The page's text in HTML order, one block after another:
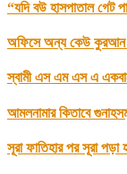
“যদি বউ হাসপাতাল গেট
অফিসে অন্য কেউ কুরআন
স্বামী এস এম এস এ
আমলনামার কিতাবে
সূরা ফাতিহার পর সূরা পড়া